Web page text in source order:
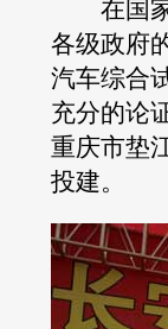
在国家
各级政府
汽车综合
充分的论
重庆市垫
投建